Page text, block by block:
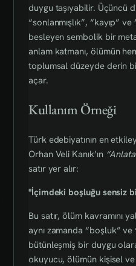
duygu taşıyabilir. Üçüncü
“sonlanmışlık”, “kayıp”
besleyen sembolik bir
anlam katmanı, ölümün
toplumsal düzeyde derin
açar.
Kullanım Örneği
Türk edebiyatının en
Orhan Veli Kanık’ın
satır yer alır:
"İçimdeki boşluğu sensiz
Bu satır, ölüm kavramını
aynı zamanda “boşluk” ve
bütünleşmiş bir duygu
okuyucu, ölümün kişisel ve